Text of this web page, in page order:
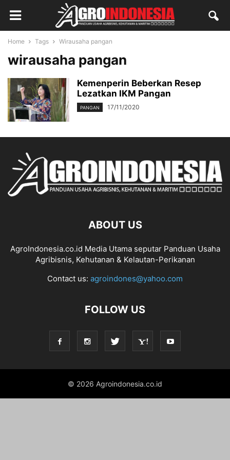
Home Tags Wirausaha pangan
wirausaha pangan
Kemenperin Beberkan Resep
Lezatkan IKM Pangan
PANGAN 17/11/2020
ABOUT US
AgroIndonesia.co.id Media Utama seputar Panduan Usaha
Agribisnis, Kehutanan & Kelautan-Perikanan
Contact us: agroindones@yahoo.com
FOLLOW US
© 2026 Agroindonesia.co.id